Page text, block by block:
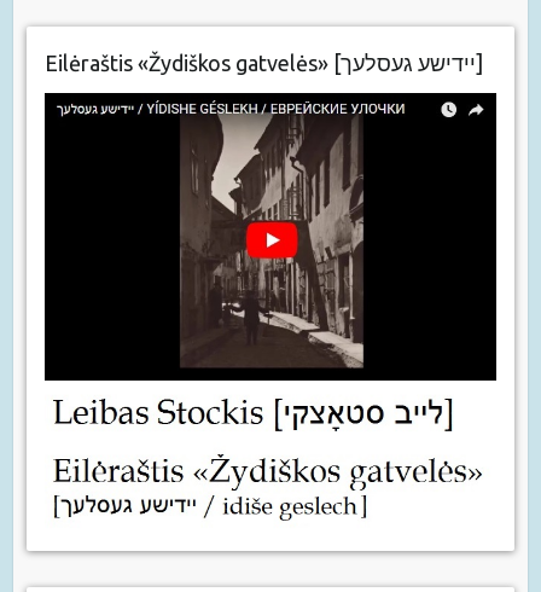
Eilėraštis «Žydiškos gatvelės» [יידישע געסלעך]